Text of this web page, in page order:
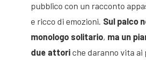
pubblico con un racconto
e ricco di emozioni. Sul palco
monologo solitario, ma un
due attoriche daranno vita ai